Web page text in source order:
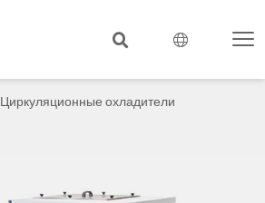
Циркуляционные охладители